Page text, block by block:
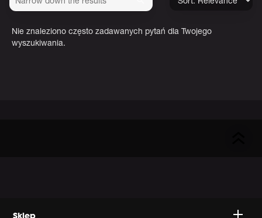
Nie znaleziono często zadawanych pytań dla Twojego
wyszukiwania.
Sklep